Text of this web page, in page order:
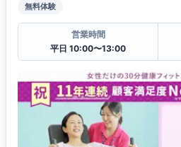
無料体験
営業時間
平日 10:00〜13:00